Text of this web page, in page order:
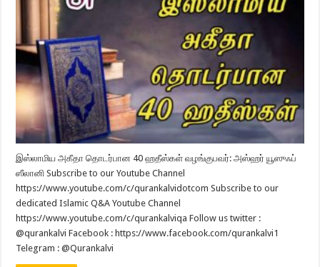
இஸ்லாமிய அகீதா தொடர்பான 40 ஹதீஸ்கள் வழங்குபவர்: அஸ்ஹர் யூஸுஃப்
ஸீலானி Subscribe to our Youtube Channel
https://www.youtube.com/c/qurankalvidotcom Subscribe to our
dedicated Islamic Q&A Youtube Channel
https://www.youtube.com/c/qurankalviqa Follow us twitter :
@qurankalvi Facebook : https://www.facebook.com/qurankalvi1
Telegram : @Qurankalvi